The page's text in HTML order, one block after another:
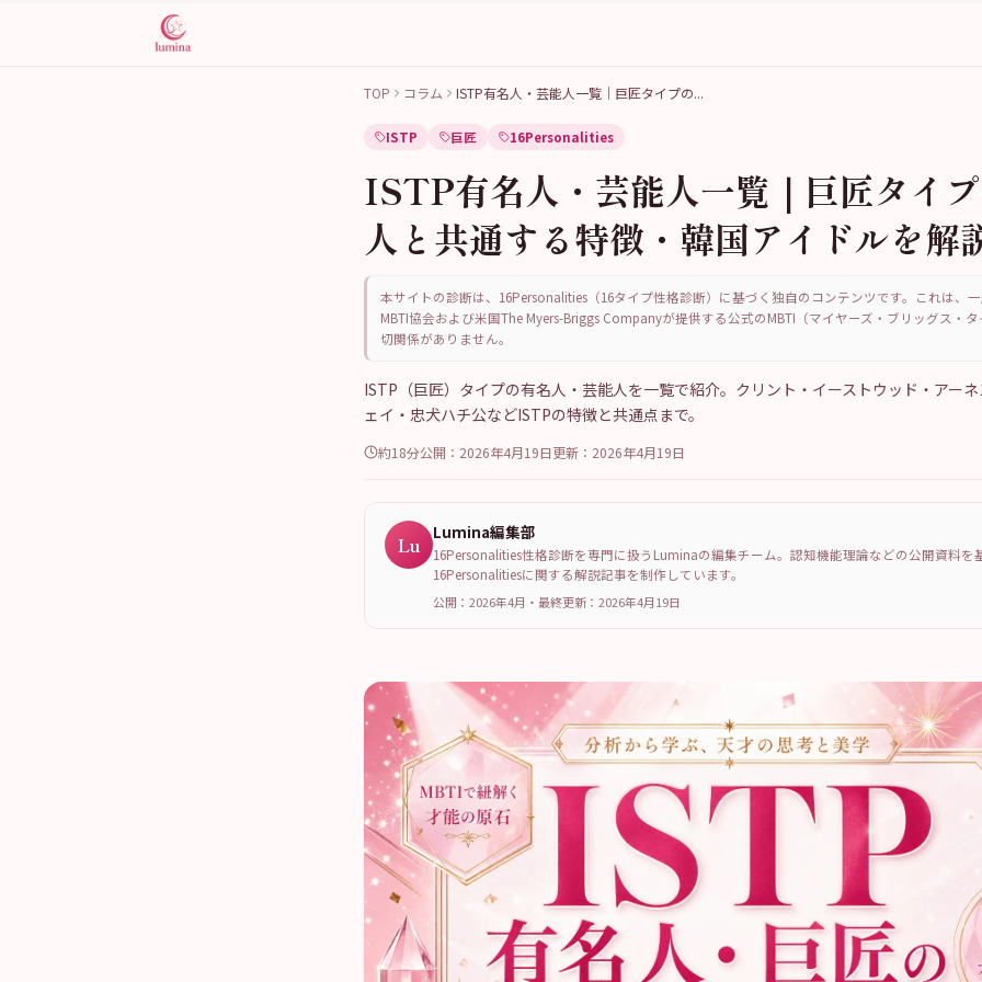
TOP コラム ISTP有名人・芸能人一覧｜巨匠タイプの...
ISTP 巨匠 16Personalities
ISTP有名人・芸能人一覧｜巨匠タイ
人と共通する特徴・韓国アイドルを解
本サイトの診断は、16Personalities（16タイプ性格診断）に基づく独自のコンテンツです。これは、
MBTI協会および米国The Myers-Briggs Companyが提供する公式のMBTI（マイヤーズ・ブリッグス・
切関係がありません。
ISTP（巨匠）タイプの有名人・芸能人を一覧で紹介。クリント・イーストウッド・アー
ェイ・忠犬ハチ公などISTPの特徴と共通点まで。
約18分公開： 2026年4月19日更新： 2026年4月19日
Lu Lumina編集部
16Personalities性格診断を専門に扱うLuminaの編集チーム。認知機能理論などの公開資料を
16Personalitiesに関する解説記事を制作しています。
公開：2026年4月 ・ 最終更新： 2026年4月19日